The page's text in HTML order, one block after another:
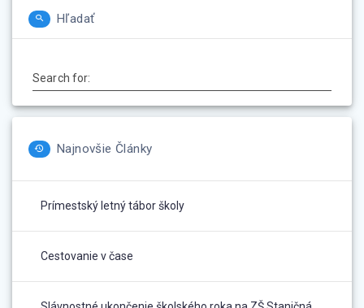
Hľadať
Search for:
Najnovšie Články
Prímestský letný tábor školy
Cestovanie v čase